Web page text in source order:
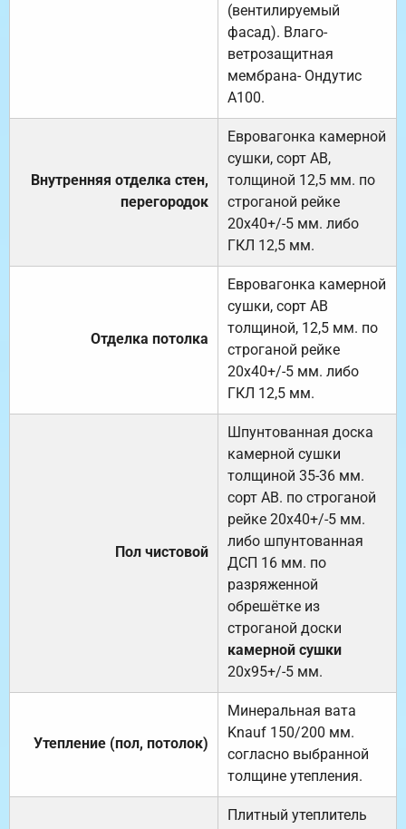
(вентилируемый
фасад). Влаго-
ветрозащитная
мембрана- Ондутис
А100.
Внутренняя отделка стен,
перегородок
Евровагонка камерной
сушки, сорт АВ,
толщиной 12,5 мм. по
строганой рейке
20х40+/-5 мм. либо
ГКЛ 12,5 мм.
Отделка потолка
Евровагонка камерной
сушки, сорт АВ
толщиной, 12,5 мм. по
строганой рейке
20х40+/-5 мм. либо
ГКЛ 12,5 мм.
Пол чистовой
Шпунтованная доска
камерной сушки
толщиной 35-36 мм.
сорт АВ. по строганой
рейке 20х40+/-5 мм.
либо шпунтованная
ДСП 16 мм. по
разряженной
обрешётке из
строганой доски
камерной сушки
20х95+/-5 мм.
Утепление (пол, потолок)
Минеральная вата
Knauf 150/200 мм.
согласно выбранной
толщине утепления.
Плитный утеплитель